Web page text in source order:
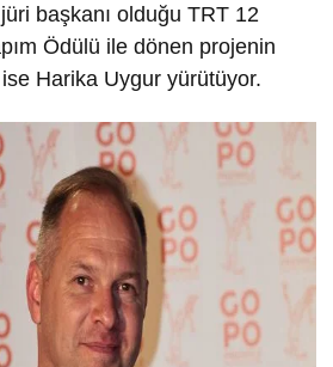
başkanı olduğu TRT 12
Ödülü ile dönen projenin
Harika Uygur yürütüyor.